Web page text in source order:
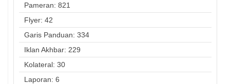
Pameran: 821
Flyer: 42
Garis Panduan: 334
Iklan Akhbar: 229
Kolateral: 30
Laporan: 6